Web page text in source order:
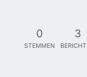
0
STEMMEN
3